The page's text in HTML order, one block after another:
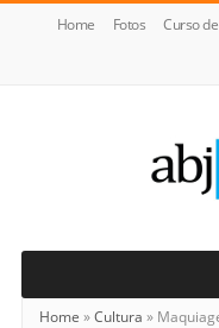
Home Fotos Curso
Notícias
Home »Cultura »